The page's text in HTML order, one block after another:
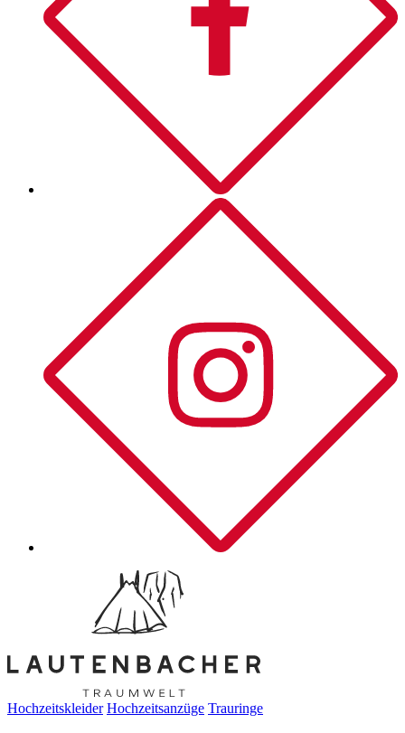
Hochzeitskleider Hochzeitsanzüge Trauringe